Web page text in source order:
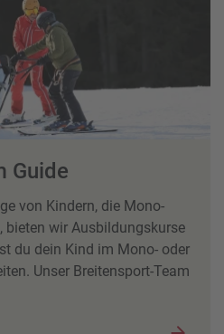
Guide
von Kindern, die Mono-
bieten wir Ausbildungskurse
du dein Kind im Mono- oder
Unser Breitensport-Team